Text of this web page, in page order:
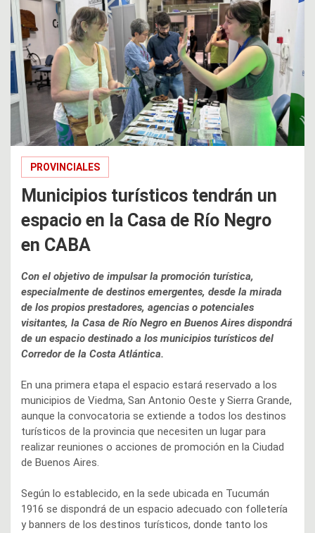
PROVINCIALES
Municipios turísticos tendrán un
espacio en la Casa de Río Negro
en CABA
Con el objetivo de impulsar la promoción turística,
especialmente de destinos emergentes, desde la mirada
de los propios prestadores, agencias o potenciales
visitantes, la Casa de Río Negro en Buenos Aires dispondrá
de un espacio destinado a los municipios turísticos del
Corredor de la Costa Atlántica.
En una primera etapa el espacio estará reservado a los
municipios de Viedma, San Antonio Oeste y Sierra Grande,
aunque la convocatoria se extiende a todos los destinos
turísticos de la provincia que necesiten un lugar para
realizar reuniones o acciones de promoción en la Ciudad
de Buenos Aires.
Según lo establecido, en la sede ubicada en Tucumán
1916 se dispondrá de un espacio adecuado con folletería
y banners de los destinos turísticos, donde tanto los